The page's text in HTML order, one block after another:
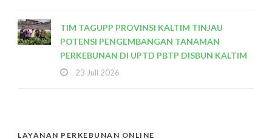
TIM TAGUPP PROVINSI KALTIM TINJAU
POTENSI PENGEMBANGAN TANAMAN
PERKEBUNAN DI UPTD PBTP DISBUN KALTIM
23 Juli 2026
LAYANAN PERKEBUNAN ONLINE